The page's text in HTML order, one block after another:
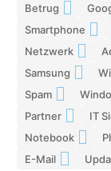
Betrug
Smartphone
Netzwerk
Samsung
Spam
Partner IT
Notebook
E-Mail